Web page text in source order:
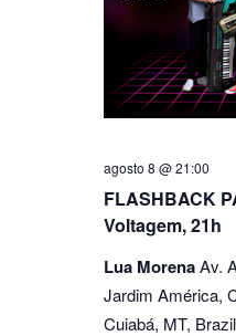
agosto 8 @ 21:00
FLASHBACK
Voltagem, 21h
Lua MorenaAv.
Jardim América,
Cuiabá, MT, Brazil